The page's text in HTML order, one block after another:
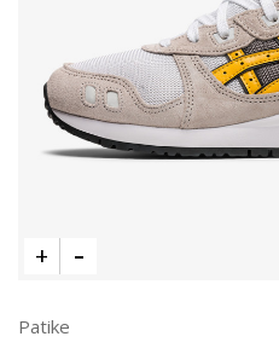
Patike